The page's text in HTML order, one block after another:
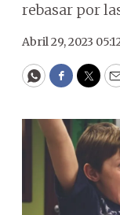
rebasar por
Abril 29, 2023
WhatsApp